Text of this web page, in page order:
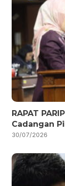
RAPAT
Cadangan
30/07/2026